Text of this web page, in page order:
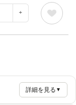
詳細を見る ▼